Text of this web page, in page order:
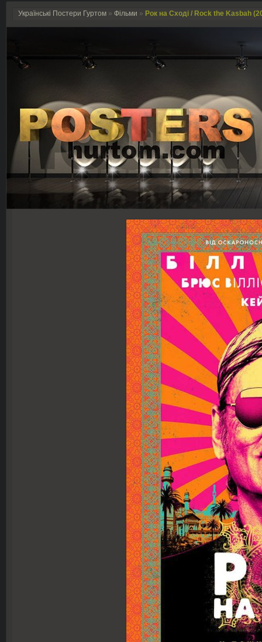
Українські Постери Гуртом » Фільми » Рок на Сході / Rock the Kasbah